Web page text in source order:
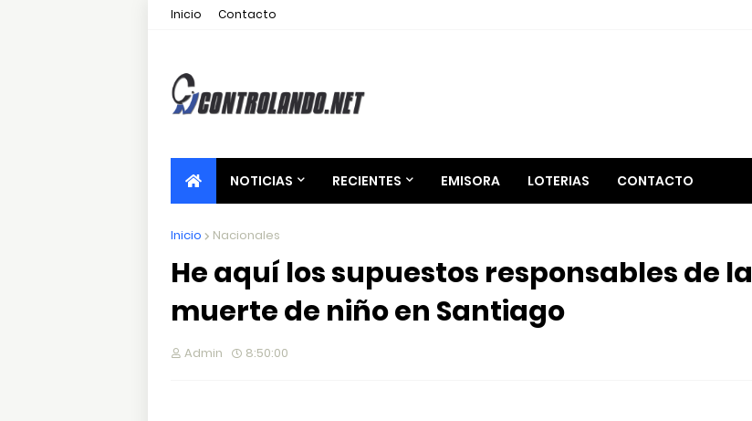
Inicio Contacto
NOTICIAS RECIENTES EMISORA LOTERIAS CONTACTO
Inicio Nacionales
He aquí los supuestos responsables de la
muerte de niño en Santiago
Admin 8:50:00